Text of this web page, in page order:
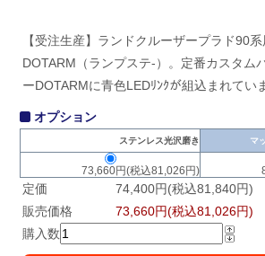
【受注生産】ランドクルーザープラド90
DOTARM（ランプステ-）。定番カスタム
ーDOTARMに青色LEDﾘﾝｸが組込まれてい
オプション
ステンレス光沢磨き マ
73,660円(税込81,026円)
定価
74,400円(税込81,840円)
販売価格
73,660円(税込81,026円)
購入数